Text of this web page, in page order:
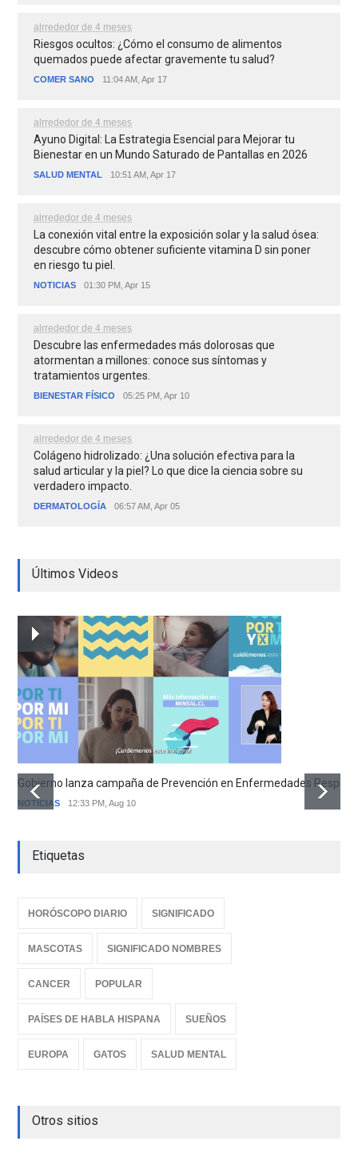
alrrededor de 4 meses
Riesgos ocultos: ¿Cómo el consumo de alimentos
quemados puede afectar gravemente tu salud?
COMER SANO 11:04 AM, Apr 17
alrrededor de 4 meses
Ayuno Digital: La Estrategia Esencial para Mejorar tu
Bienestar en un Mundo Saturado de Pantallas en 2026
SALUD MENTAL 10:51 AM, Apr 17
alrrededor de 4 meses
La conexión vital entre la exposición solar y la salud ósea:
descubre cómo obtener suficiente vitamina D sin poner
en riesgo tu piel.
NOTICIAS 01:30 PM, Apr 15
alrrededor de 4 meses
Descubre las enfermedades más dolorosas que
atormentan a millones: conoce sus síntomas y
tratamientos urgentes.
BIENESTAR FÍSICO 05:25 PM, Apr 10
alrrededor de 4 meses
Colágeno hidrolizado: ¿Una solución efectiva para la
salud articular y la piel? Lo que dice la ciencia sobre su
verdadero impacto.
DERMATOLOGÍA 06:57 AM, Apr 05
Últimos Videos
Gobierno lanza campaña de Prevención en Enfermedades
NOTICIAS 12:33 PM, Aug 10
Etiquetas
HORÓSCOPO DIARIO SIGNIFICADO
MASCOTAS SIGNIFICADO NOMBRES
CANCER POPULAR
PAÍSES DE HABLA HISPANA SUEÑOS
EUROPA GATOS SALUD MENTAL
Otros sitios